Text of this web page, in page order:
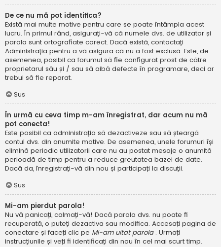
De ce nu mă pot identifica?
Există mai multe motive pentru care se poate întâmpla acest
lucru. În primul rând, asigurați-vă că numele dvs. de utilizator și
parola sunt ortografiate corect. Dacă există, contactați
Administrația pentru a vă asigura că nu a fost exclusă. Este, de
asemenea, posibil ca forumul să fie configurat prost de către
proprietarul său și / sau să aibă defecte în programare, deci ar
trebui să fie reparat.
Sus
În urmă cu ceva timp m-am înregistrat, dar acum nu mă
pot conecta!
Este posibil ca administrația să dezactiveze sau să șteargă
contul dvs. din anumite motive. De asemenea, unele forumuri își
elimină periodic utilizatorii care nu au postat mesaje o anumită
perioadă de timp pentru a reduce greutatea bazei de date.
Dacă da, înregistrați-vă din nou și participați la discuții.
Sus
Mi-am pierdut parola!
Nu vă panicați, calmați-vă! Dacă parola dvs. nu poate fi
recuperată, o puteți dezactiva sau modifica. Accesați pagina de
conectare și faceți clic pe Mi-am uitat parola . Urmați
instrucțiunile și veți fi identificați din nou în cel mai scurt timp.